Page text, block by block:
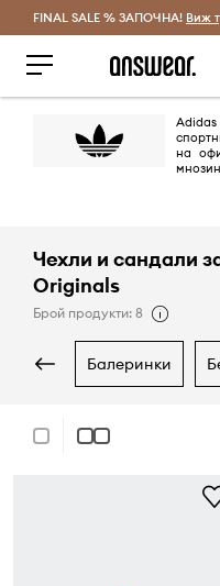
FINAL SALE % ЗАПОЧНА! Виж
на
Чехли и сандали
Originals
Брой продукти: 8
балеринки